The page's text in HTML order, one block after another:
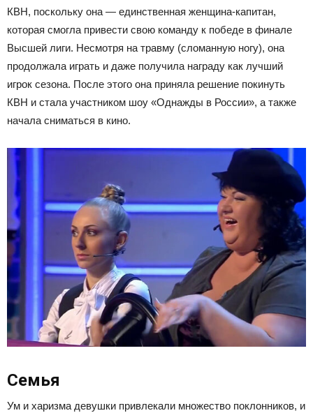
КВН, поскольку она — единственная женщина-капитан,
которая смогла привести свою команду к победе в финале
Высшей лиги. Несмотря на травму (сломанную ногу), она
продолжала играть и даже получила награду как лучший
игрок сезона. После этого она приняла решение покинуть
КВН и стала участником шоу «Однажды в России», а также
начала сниматься в кино.
Семья
Ум и харизма девушки привлекали множество поклонников, и